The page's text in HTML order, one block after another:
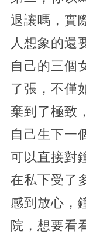
退讓嗎，實
人想象的還
自己的三個
了張，不僅
棄到了極致
自己生下一
可以直接對
在私下受了
感到放心，
院，想要看